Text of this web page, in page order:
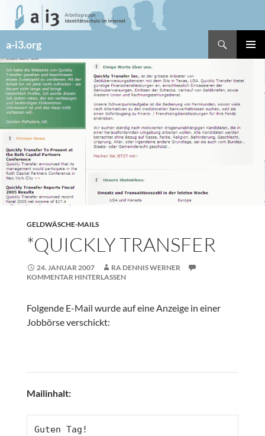
Zum
Inhalt
a-i3.org
GELDWÄSCHE-MAILS
*QUICKLY TRANSFER
24. JANUAR 2007
RA DENNIS WERNER
KOMMENTAR HINTERLASSEN
Folgende E-Mail wurde auf eine Anzeige in einer
Jobbörse verschickt:
Mailinhalt:
Guten Tag!